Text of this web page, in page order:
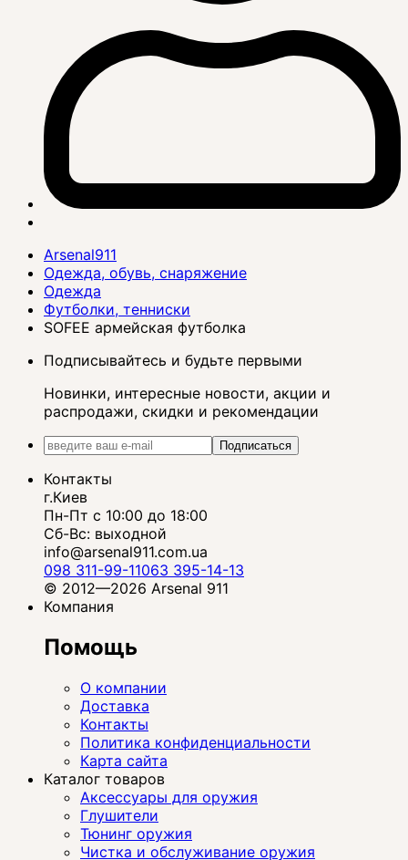
Arsenal911
Одежда, обувь, снаряжение
Одежда
Футболки, тенниски
SOFEE армейская футболка
Подписывайтесь и будьте первыми
Новинки, интересные новости, акции и
распродажи, скидки и рекомендации
Подписаться
Контакты
г.Киев
Пн-Пт с 10:00 до 18:00
Сб-Вс: выходной
info@arsenal911.com.ua
098 311-99-11063 395-14-13
© 2012—2026 Arsenal 911
Компания
Помощь
О компании
Доставка
Контакты
Политика конфиденциальности
Карта сайта
Каталог товаров
Аксессуары для оружия
Глушители
Тюнинг оружия
Чистка и обслуживание оружия